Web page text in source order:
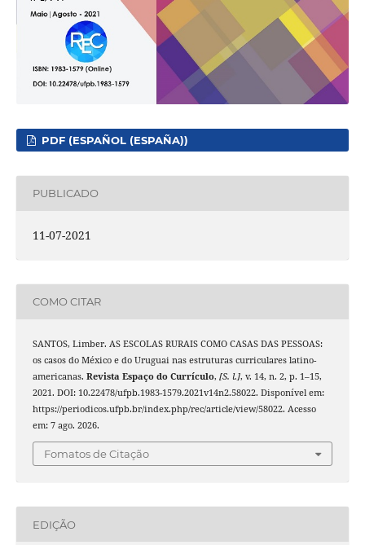
PDF (ESPAÑOL (ESPAÑA))
PUBLICADO
11-07-2021
COMO CITAR
SANTOS, Limber. AS ESCOLAS RURAIS COMO CASAS DAS PESSOAS:
os casos do México e do Uruguai nas estruturas curriculares latino-
americanas. Revista Espaço do Currículo, [S. l.], v. 14, n. 2, p. 1–15,
2021. DOI: 10.22478/ufpb.1983-1579.2021v14n2.58022. Disponível em:
https://periodicos.ufpb.br/index.php/rec/article/view/58022. Acesso
em: 7 ago. 2026.
Fomatos de Citação
EDIÇÃO